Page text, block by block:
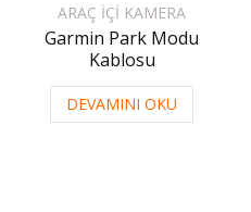
ARAÇ İÇI KAMERA
Garmin Park Modu
Kablosu
DEVAMINI OKU